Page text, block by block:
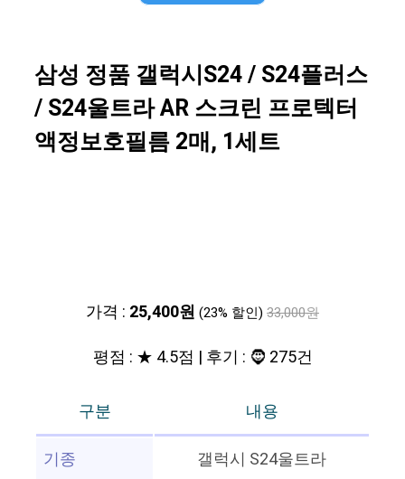
삼성 정품 갤럭시S24 / S24플러스
/ S24울트라 AR 스크린 프로텍터
액정보호필름 2매, 1세트
가격 : 25,400원 (23% 할인) 33,000원
평점 : ★ 4.5점 | 후기 : 🧔 275건
구분
내용
기종
갤럭시 S24울트라